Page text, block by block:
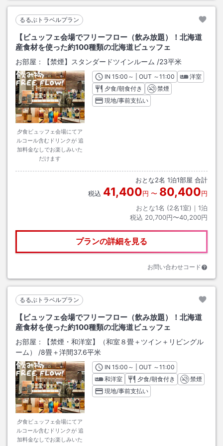
るるぶトラベルプラン
【ビュッフェ会場でフリーフロー（飲み放題）！北海道
産食材を使った約100種類の北海道ビュッフェ
お部屋： 【禁煙】スタンダードツインルーム /23平米
夕食ビュッフェ会場にてア
ルコール含むドリンクが 追
加料金なしでお楽しみいた
だけます
INチェックイン
15:00 ～ | OUT チェックアウト
～11:00
洋室
夕食/朝食付き
禁煙
現地/事前支払い
おとな2名 1泊1部屋 合計
税込 41,400円 〜 80,400円
おとな1名 (2名1室)｜ 1泊
税込 20,700円〜40,200円
プランの詳細を見る
お問い合わせコード
るるぶトラベルプラン
【ビュッフェ会場でフリーフロー（飲み放題）！北海道
産食材を使った約100種類の北海道ビュッフェ
お部屋：
【禁煙・和洋室】（和室８畳＋ツイン＋リビングル
ーム）
/8畳＋洋間37.6平米
夕食ビュッフェ会場にてア
ルコール含むドリンクが 追
加料金なしでお楽しみいた
INチェックイン
15:00 ～ | OUT チェックアウト
～11:00
和洋室
夕食/朝食付き
禁煙
現地/事前支払い